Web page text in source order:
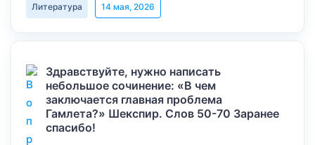
Литература 14 мая, 2026
Здравствуйте, нужно написать
небольшое сочинение: «В чем
заключается главная проблема
Гамлета?» Шекспир. Слов 50-70 Заранее
спасибо!